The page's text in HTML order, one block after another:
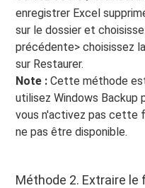
enregistrer Excel
sur le dossier et
précédente> choisissez
sur Restaurer.
Note : Cette méthode
utilisez Windows Backup
vous n'activez pas cette
ne pas être disponible.
Méthode 2. Extraire le